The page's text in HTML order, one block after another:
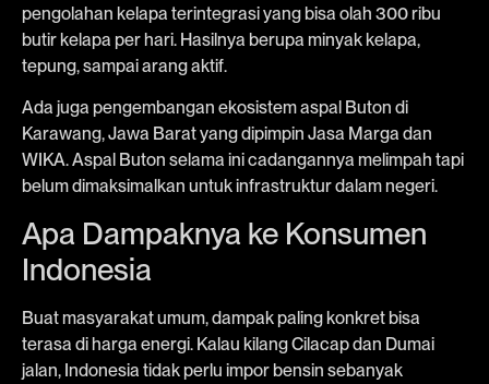
pengolahan kelapa terintegrasi yang bisa olah 300 ribu
butir kelapa per hari. Hasilnya berupa minyak kelapa,
tepung, sampai arang aktif.
Ada juga pengembangan ekosistem aspal Buton di
Karawang, Jawa Barat yang dipimpin Jasa Marga dan
WIKA. Aspal Buton selama ini cadangannya melimpah tapi
belum dimaksimalkan untuk infrastruktur dalam negeri.
Apa Dampaknya ke Konsumen
Indonesia
Buat masyarakat umum, dampak paling konkret bisa
terasa di harga energi. Kalau kilang Cilacap dan Dumai
jalan, Indonesia tidak perlu impor bensin sebanyak